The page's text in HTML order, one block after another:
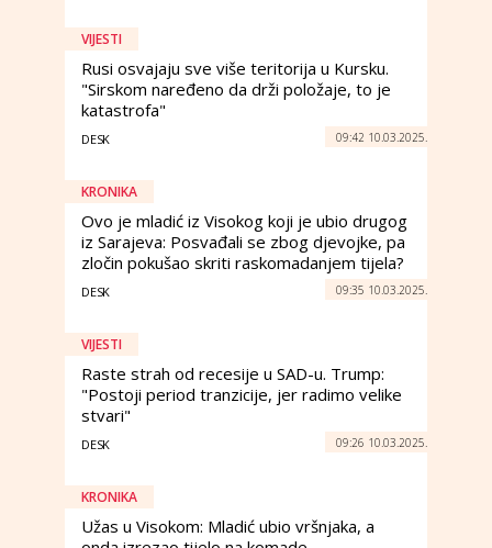
VIJESTI
Rusi osvajaju sve više teritorija u Kursku.
"Sirskom naređeno da drži položaje, to je
katastrofa"
DESK 09:42 10.03.2025.
KRONIKA
Ovo je mladić iz Visokog koji je ubio drugog
iz Sarajeva: Posvađali se zbog djevojke, pa
zločin pokušao skriti raskomadanjem tijela?
DESK 09:35 10.03.2025.
VIJESTI
Raste strah od recesije u SAD-u. Trump:
"Postoji period tranzicije, jer radimo velike
stvari"
DESK 09:26 10.03.2025.
KRONIKA
Užas u Visokom: Mladić ubio vršnjaka, a